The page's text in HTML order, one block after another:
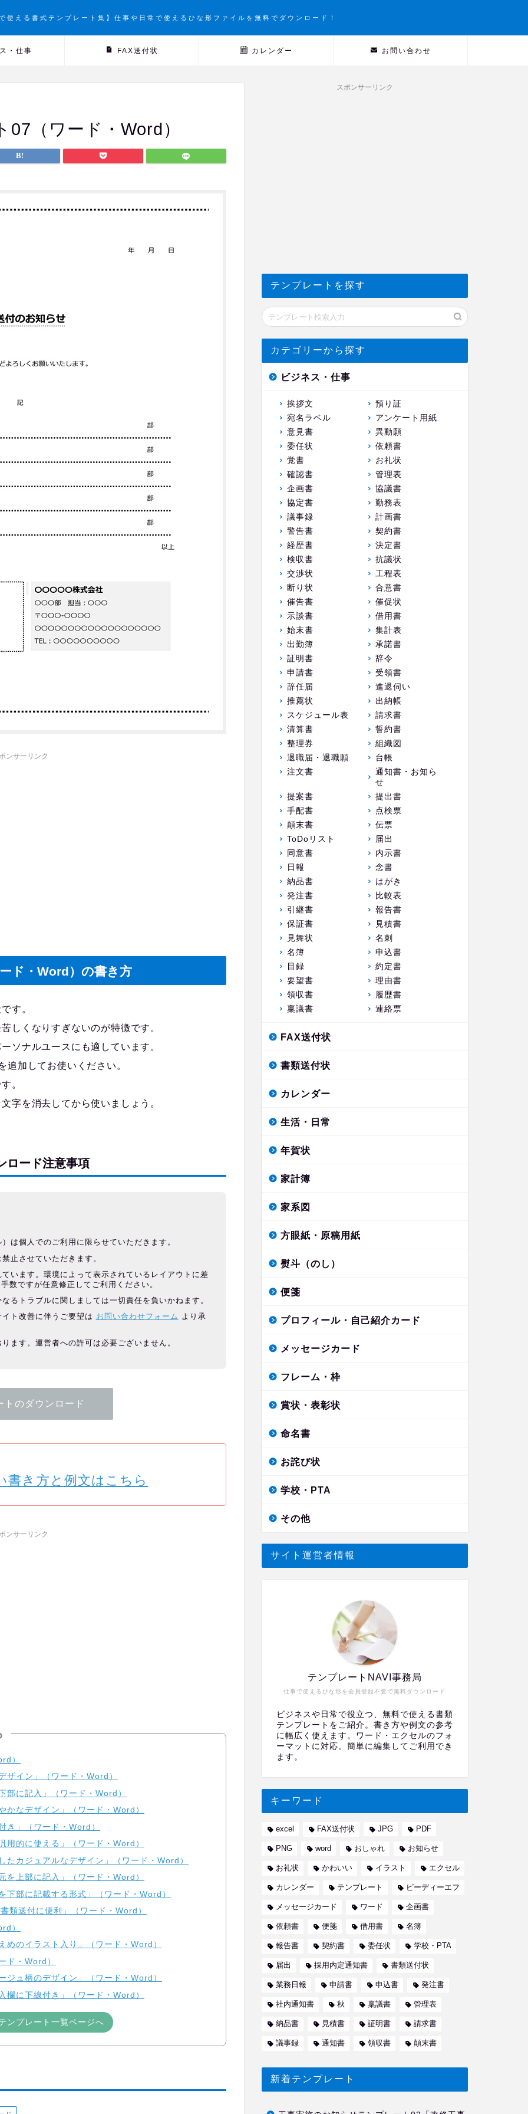
使える書式テンプレート集】仕事や日常で使えるひな形ファイルを無料でダウンロード！
・仕事 FAX送付状 カレンダー お問い合わせ
（ワード・Word）
ンサーリンク
ド・Word）の書き方
す。
しくなりすぎないのが特徴です。
ソナルユースにも適しています。
追加してお使いください。
。
字を消去してから使いましょう。
ロード注意事項
は個人でのご利用に限らせていただきます。
止させていただきます。
います。環境によって表示されているレイアウトに差
数ですが任意修正してご利用ください。
るトラブルに関しましては一切責任を負いかねます。
ト改善に伴うご要望は お問い合わせフォーム より承
ます。運営者への許可は必要ございません。
トのダウンロード
書き方と例文はこちら
ンサーリンク
）
ザイン」（ワード・Word）
部に記入」（ワード・Word）
かなデザイン」（ワード・Word）
き」（ワード・Word）
用的に使える」（ワード・Word）
カジュアルなデザイン」（ワード・Word）
を上部に記入」（ワード・Word）
部に記載する形式」（ワード・Word）
類送付に便利」（ワード・Word）
）
のイラスト入り」（ワード・Word）
ド・Word）
ュ柄のデザイン」（ワード・Word）
欄に下線付き」（ワード・Word）
ンプレート一覧ページへ
スポンサーリンク
テンプレートを探す
カテゴリーから探す
ビジネス・仕事
挨拶文
預り証
宛名ラベル
アンケート用紙
意見書
異動願
委任状
依頼書
覚書
お礼状
確認書
管理表
企画書
協議書
協定書
勤務表
議事録
計画書
警告書
契約書
経歴書
決定書
検収書
抗議状
交渉状
工程表
断り状
合意書
催告書
催促状
示談書
借用書
始末書
集計表
出勤簿
承諾書
証明書
辞令
申請書
受領書
辞任届
進退伺い
推薦状
出納帳
スケジュール表
請求書
清算書
誓約書
整理券
組織図
退職届・退職願
台帳
注文書
通知書・お知ら
せ
提案書
提出書
手配書
点検票
顛末書
伝票
ToDoリスト
届出
同意書
内示書
日報
念書
納品書
はがき
発注書
比較表
引継書
報告書
保証書
見積書
見舞状
名刺
名簿
申込書
目録
約定書
要望書
理由書
領収書
履歴書
稟議書
連絡票
FAX送付状
書類送付状
カレンダー
生活・日常
年賀状
家計簿
家系図
方眼紙・原稿用紙
熨斗（のし）
便箋
プロフィール・自己紹介カード
メッセージカード
フレーム・枠
賞状・表彰状
命名書
お詫び状
学校・PTA
その他
サイト運営者情報
仕事で使えるひな形を会員登録不要で無料ダウンロード
テンプレートNAVI事務局
ビジネスや日常で役立つ、無料で使える書類
テンプレートをご紹介。書き方や例文の参考
に幅広く使えます。ワード・エクセルのフォ
ーマットに対応。簡単に編集してご利用でき
ます。
キーワード
excel FAX送付状 JPG PDF
PNG word おしゃれ お知らせ
お礼状 かわいい イラスト エクセル
カレンダー テンプレート ピーディーエフ
メッセージカード ワード 企画書
依頼書 便箋 借用書 名簿
報告書 契約書 委任状 学校・PTA
届出 採用内定通知書 書類送付状
業務日報 申請書 申込書 発注書
社内通知書 秋 稟議書 管理表
納品書 見積書 証明書 請求書
議事録 通知書 領収書 顛末書
新着テンプレート